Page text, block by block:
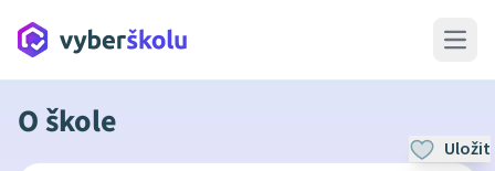
Open
O škole
Uložit